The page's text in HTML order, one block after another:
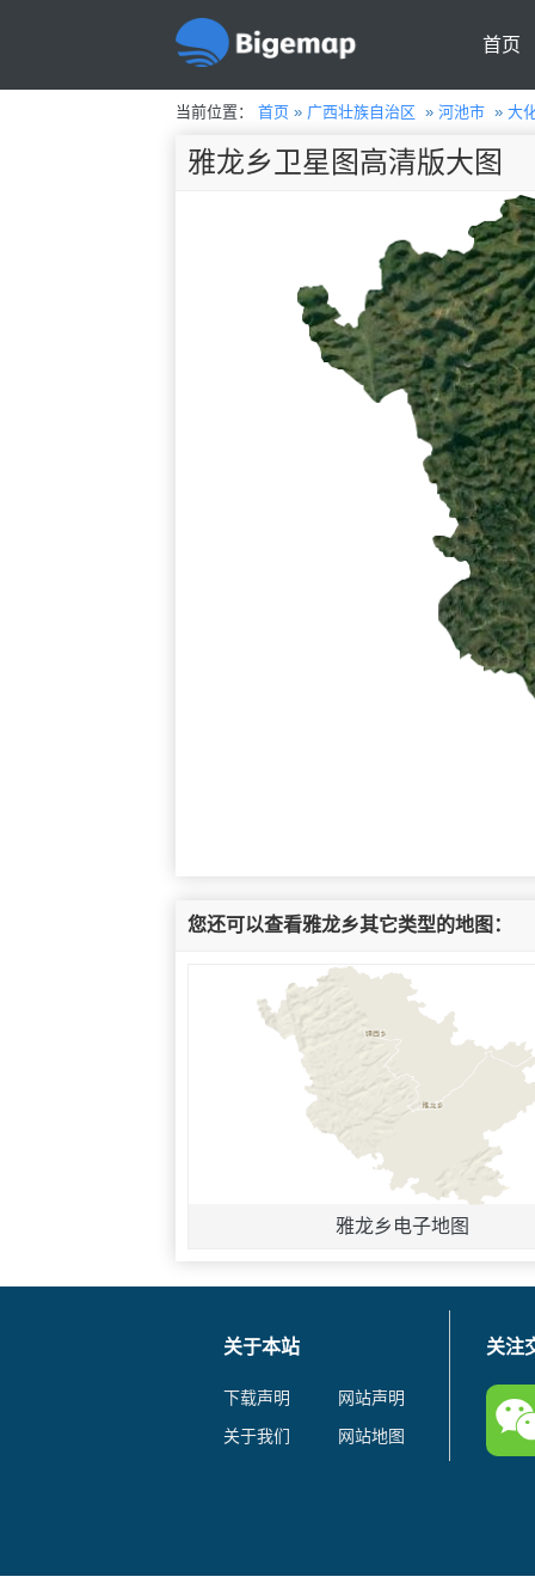
首页
当前位置： 首页» 广西壮族自治区 » 河池市» 大
雅龙乡卫星图高清版大图
您还可以查看雅龙乡其它类型的地图：
雅龙乡电子地图
关于本站
下载声明
网站声明
关于我们
网站地图
关注